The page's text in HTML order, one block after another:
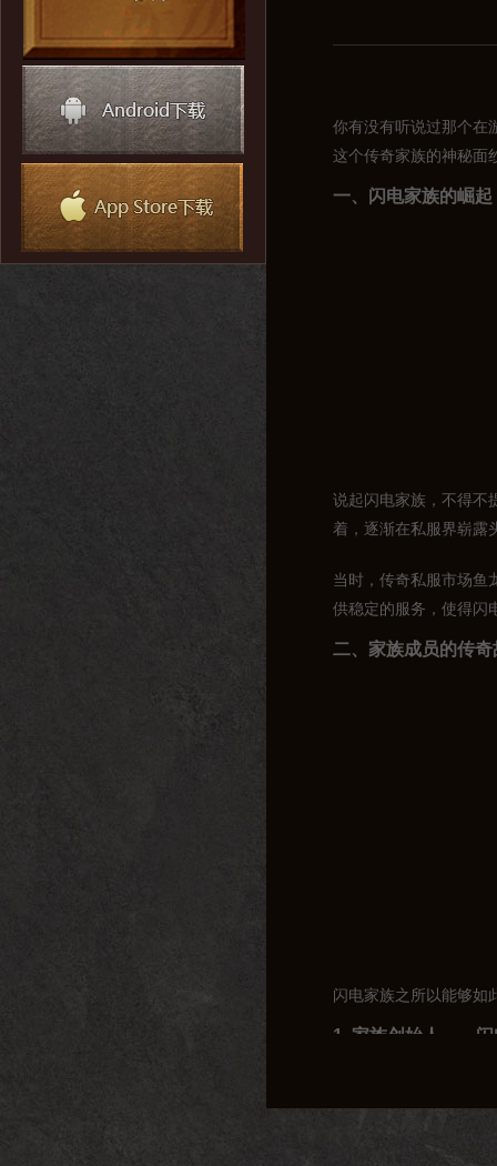
你有没有听说过那个在
这个传奇家族的神秘面
一、闪电家族的崛起
说起闪电家族，不得不
着，逐渐在私服界崭露
当时，传奇私服市场鱼
供稳定的服务，使得闪
二、家族成员的传奇
闪电家族之所以能够如
1. 家族创始人——闪